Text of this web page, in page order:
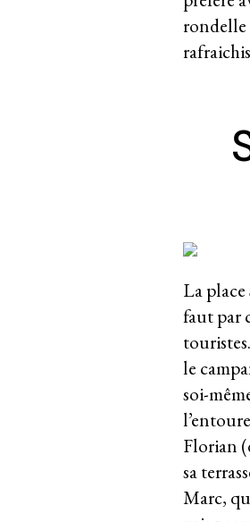
rondelle
La
faut par
le
soi-
Florian
sa
Marc,